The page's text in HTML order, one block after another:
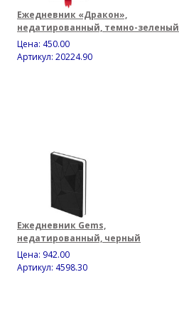
Ежедневник «Дракон»,
недатированный, темно-зеленый
Цена: 450.00
Артикул: 20224.90
Ежедневник Gems,
недатированный, черный
Цена: 942.00
Артикул: 4598.30